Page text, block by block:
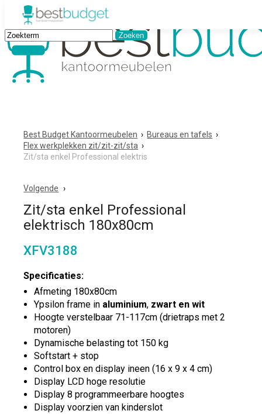
Best Budget Kantoormeubelen › Bureaus en tafels ›
Flex werkplekken zit/zit-zit/sta ›
Zit/sta enkel Professional elektris
Volgende
Zit/sta enkel Professional
elektrisch 180x80cm
XFV3188
Specificaties:
Afmeting 180x80cm
Ypsilon frame in aluminium, zwart en wit
Hoogte verstelbaar 71-117cm (drietraps met 2
motoren)
Dynamische belasting tot 150 kg
Softstart + stop
Control box en display ineen (16 x 9 x 4 cm)
Display LCD hoge resolutie
Display 8 programmeerbare hoogtes
Display voorzien van kinderslot